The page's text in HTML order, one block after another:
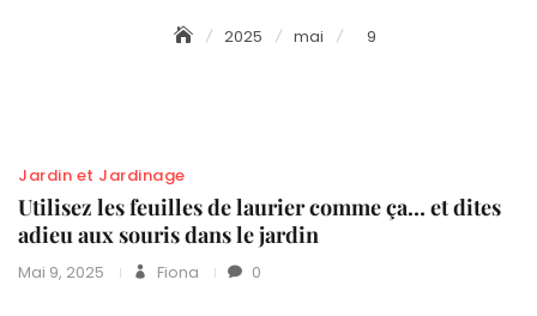
2025 mai 9
Jardin et Jardinage
Utilisez les feuilles de laurier comme ça… et dites
adieu aux souris dans le jardin
Mai 9, 2025 Fiona 0